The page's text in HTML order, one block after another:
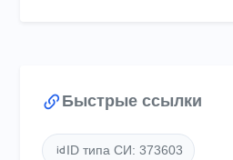
Быстрые ссылки
ID типа СИ: 373603